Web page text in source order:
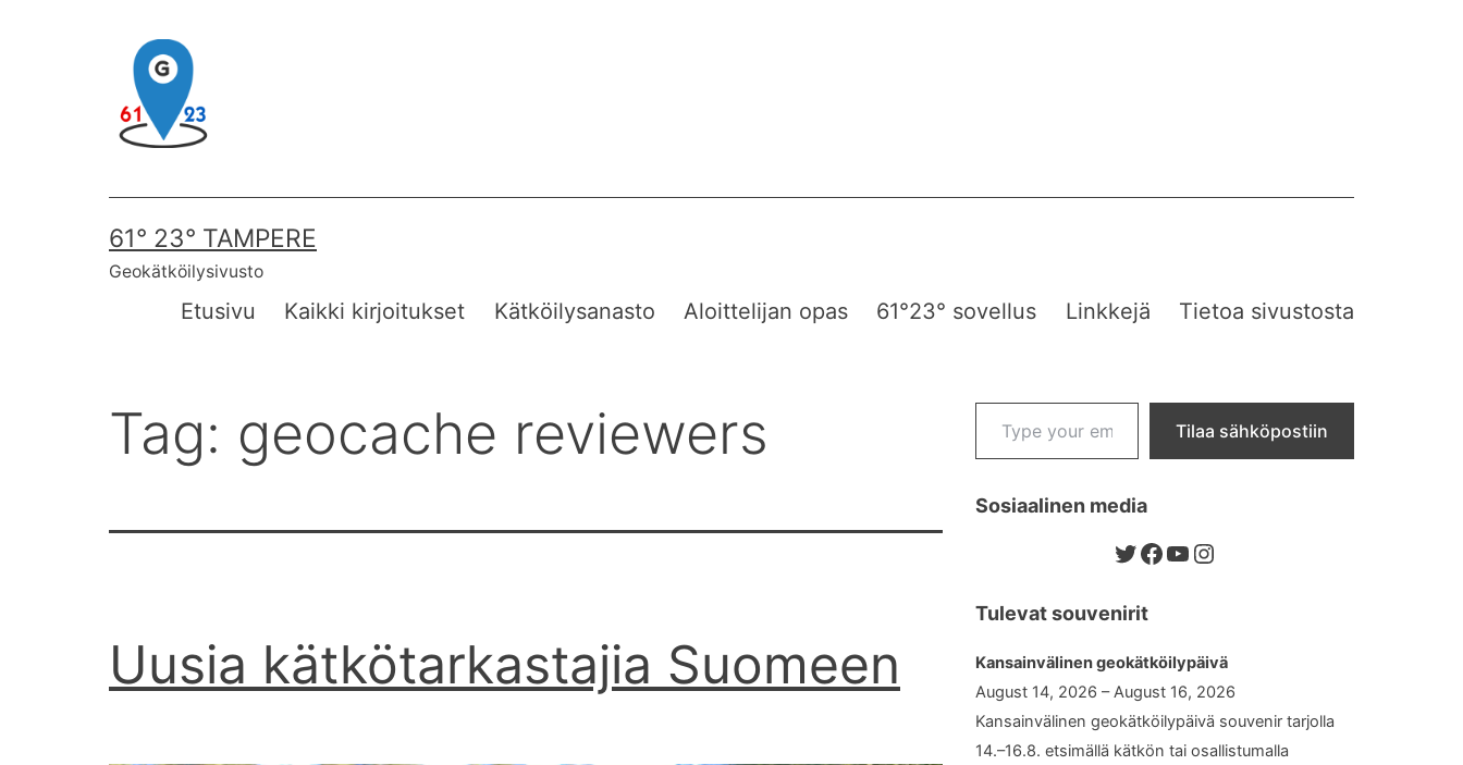
61° 23° TAMPERE
Geokätköilysivusto
Etusivu Kaikki kirjoitukset Kätköilysanasto Aloittelijan opas 61°23° sovellus Linkkejä Tietoa sivustosta
Tag: geocache reviewers
Uusia kätkötarkastajia Suomeen
Type your email…
Tilaa sähköpostiin
Sosiaalinen media
Twitter
Facebook
YouTube
Instagram
Tulevat souvenirit
Kansainvälinen geokätköilypäivä
August 14, 2026 – August 16, 2026
Kansainvälinen geokätköilypäivä souvenir tarjolla
14.–16.8. etsimällä kätkön tai osallistumalla